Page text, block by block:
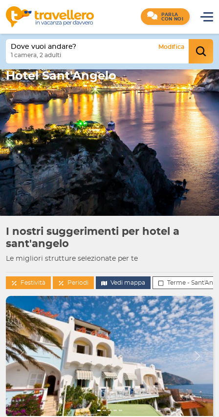
PARLA
CON NOI
Dove vuoi andare?
Modifica
1 camera, 2 adulti
Hotel Sant'Angelo
I nostri suggerimenti per hotel a
sant'angelo
Le migliori strutture selezionate per te
Festività Periodi Vedi mappa Terme -
Indietro Avanti